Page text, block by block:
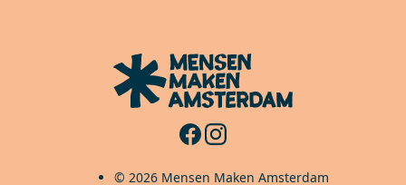
© 2026 Mensen Maken Amsterdam